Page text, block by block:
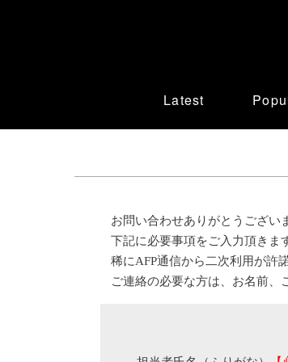
Latest
お問い合わせありがとうござい
下記に必要事項をご入力頂きま
稀にAFP通信から二次利用が許
ご連絡の必要な方は、お名前、